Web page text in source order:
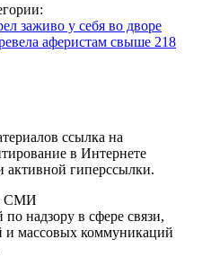
заживо у себя во дворе
аферистам свыше 218
ссылка на
в Интернете
активной гиперссылки.
СМИ
надзору в сфере связи,
массовых коммуникаций